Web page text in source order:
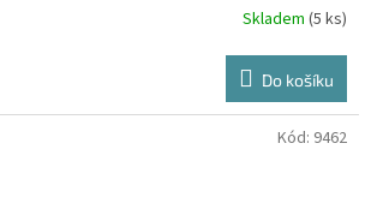
Skladem (5 ks)
Do košíku
Kód: 9462